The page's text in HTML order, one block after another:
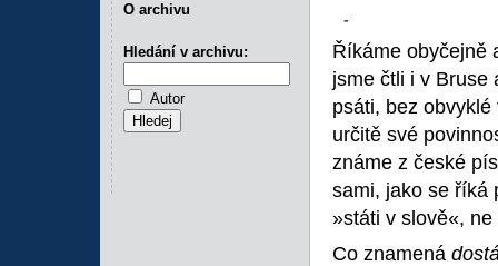
-
Říkáme obyčejně
jsme čtli i v Bruse
psáti, bez
určitě své
známe z české
sami, jako se říká
»státi v slově«,
Co znamená
O archivu
Hledání v archivu:
Autor